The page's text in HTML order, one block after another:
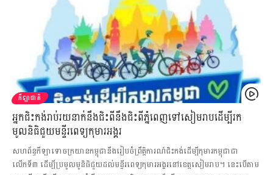
កីឡាជាតិ
អ្នកជិះកង់រាប់រយនាក់នឹងជិះពីនឹងជិះពីភ្នំពេញទៅសៀមរាបដើម្បីរក
មូលនិធិជួយមន្ទីរពេទ្យកុមារអង្គរ
សហព័ន្ធកីឡាទោចក្រយានកម្ពុជានឹងរៀបចំព្រឹត្តិការណ៍ជិះកង់ដើម្បីកុមារកម្ពុជាជា
លើកទី៣ ដើម្បីប្រមូលមូនិធិជួយដល់មន្ទីរពេទ្យកុមារអង្គរនៅខេត្តសៀមរាប។ នេះបើតាម